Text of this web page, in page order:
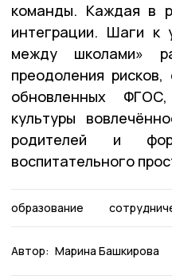
команды. Каждая в
интеграции. Шаги к
между школами»
преодоления
обновленных
культуры
родителей и
воспитательного
образование
Автор: Марина Башкирова